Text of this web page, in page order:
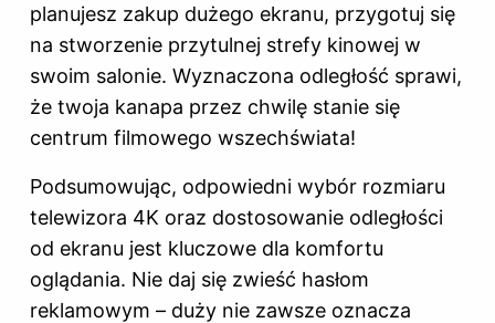
planujesz zakup dużego ekranu, przygotuj się
na stworzenie przytulnej strefy kinowej w
swoim salonie. Wyznaczona odległość sprawi,
że twoja kanapa przez chwilę stanie się
centrum filmowego wszechświata!
Podsumowując, odpowiedni wybór rozmiaru
telewizora 4K oraz dostosowanie odległości
od ekranu jest kluczowe dla komfortu
oglądania. Nie daj się zwieść hasłom
reklamowym – duży nie zawsze oznacza